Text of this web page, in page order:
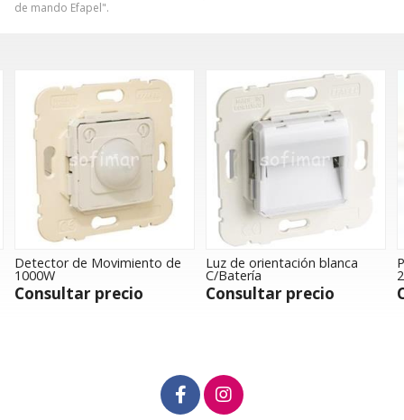
de mando Efapel".
Detector de Movimiento de
1000W
Consultar precio
Luz de orientación blanca
C/Batería
Consultar precio